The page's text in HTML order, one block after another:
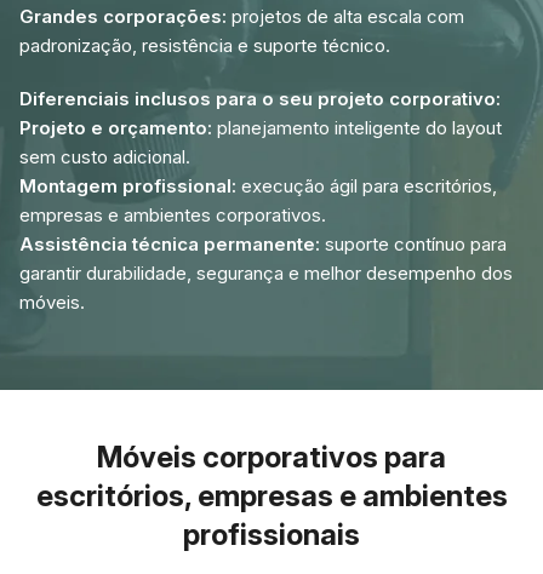
Grandes corporações: projetos de alta escala com
padronização, resistência e suporte técnico.
Diferenciais inclusos para o seu projeto corporativo:
Projeto e orçamento: planejamento inteligente do layout
sem custo adicional.
Montagem profissional: execução ágil para escritórios,
empresas e ambientes corporativos.
Assistência técnica permanente: suporte contínuo para
garantir durabilidade, segurança e melhor desempenho dos
móveis.
Móveis corporativos para
escritórios, empresas e ambientes
profissionais